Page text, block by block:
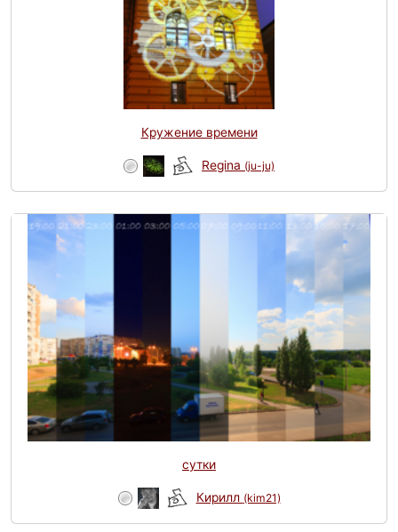
Кружение времени
Regina (ju-ju)
сутки
Кирилл (kim21)